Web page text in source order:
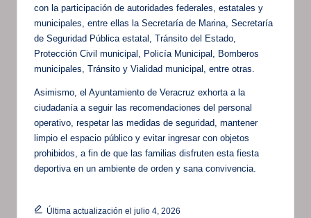
con la participación de autoridades federales, estatales y
municipales, entre ellas la Secretaría de Marina, Secretaría
de Seguridad Pública estatal, Tránsito del Estado,
Protección Civil municipal, Policía Municipal, Bomberos
municipales, Tránsito y Vialidad municipal, entre otras.
Asimismo, el Ayuntamiento de Veracruz exhorta a la
ciudadanía a seguir las recomendaciones del personal
operativo, respetar las medidas de seguridad, mantener
limpio el espacio público y evitar ingresar con objetos
prohibidos, a fin de que las familias disfruten esta fiesta
deportiva en un ambiente de orden y sana convivencia.
Última actualización el julio 4, 2026